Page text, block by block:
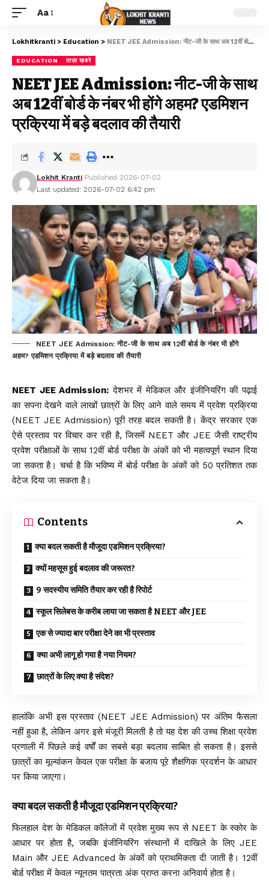
Aa
Lokhitkranti > Education > NEET JEE Admission: नीट-जी के साथ अब 12वीं बोर्ड के नंबर भी होंगे अहम? एडमिशन प्रक्रिया में बड़े बदलाव की तैयारी
EDUCATION ताज़ा खबरे
NEET JEE Admission: नीट-जी के साथ
अब 12वीं बोर्ड के नंबर भी होंगे अहम? एडमिशन
प्रक्रिया में बड़े बदलाव की तैयारी
Last updated: 2026-07-02 6:42 pm
Lokhit Kranti Published 2026-07-02
NEET JEE Admission: नीट-जी के साथ अब 12वीं बोर्ड के नंबर भी होंगे
अहम? एडमिशन प्रक्रिया में बड़े बदलाव की तैयारी
NEET JEE Admission: देशभर में मेडिकल और इंजीनियरिंग की पढ़ाई
का सपना देखने वाले लाखों छात्रों के लिए आने वाले समय में प्रवेश प्रक्रिया
(NEET JEE Admission) पूरी तरह बदल सकती है। केंद्र सरकार एक
ऐसे प्रस्ताव पर विचार कर रही है, जिसमें NEET और JEE जैसी राष्ट्रीय
प्रवेश परीक्षाओं के साथ 12वीं बोर्ड परीक्षा के अंकों को भी महत्वपूर्ण स्थान दिया
जा सकता है। चर्चा है कि भविष्य में बोर्ड परीक्षा के अंकों को 50 प्रतिशत तक
वेटेज दिया जा सकता है।
Contents
क्या बदल सकती है मौजूदा एडमिशन प्रक्रिया?
क्यों महसूस हुई बदलाव की जरूरत?
9 सदस्यीय समिति तैयार कर रही है रिपोर्ट
स्कूल सिलेबस के करीब लाया जा सकता है NEET और JEE
एक से ज्यादा बार परीक्षा देने का भी प्रस्ताव
क्या अभी लागू हो गया है नया नियम?
छात्रों के लिए क्या है संदेश?
हालांकि अभी इस प्रस्ताव (NEET JEE Admission) पर अंतिम फैसला
नहीं हुआ है, लेकिन अगर इसे मंजूरी मिलती है तो यह देश की उच्च शिक्षा प्रवेश
प्रणाली में पिछले कई वर्षों का सबसे बड़ा बदलाव साबित हो सकता है। इससे
छात्रों का मूल्यांकन केवल एक परीक्षा के बजाय पूरे शैक्षणिक प्रदर्शन के आधार
पर किया जाएगा।
क्या बदल सकती है मौजूदा एडमिशन प्रक्रिया?
फिलहाल देश के मेडिकल कॉलेजों में प्रवेश मुख्य रूप से NEET के स्कोर के
आधार पर होता है, जबकि इंजीनियरिंग संस्थानों में दाखिले के लिए JEE
Main और JEE Advanced के अंकों को प्राथमिकता दी जाती है। 12वीं
बोर्ड परीक्षा में केवल न्यूनतम पात्रता अंक प्राप्त करना अनिवार्य होता है।